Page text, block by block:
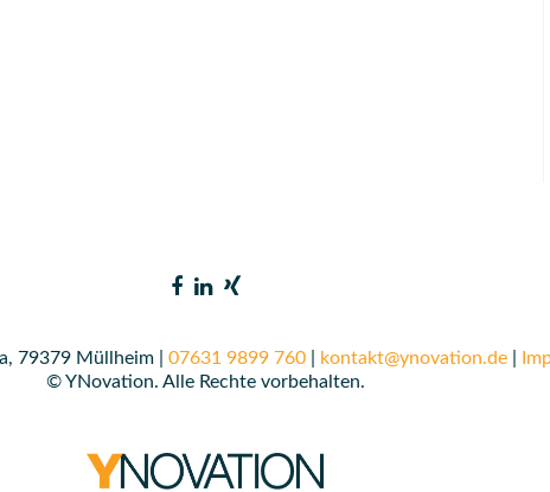
79379 Müllheim | 07631 9899 760| kontakt@ynovation.de|
© YNovation. Alle Rechte vorbehalten.